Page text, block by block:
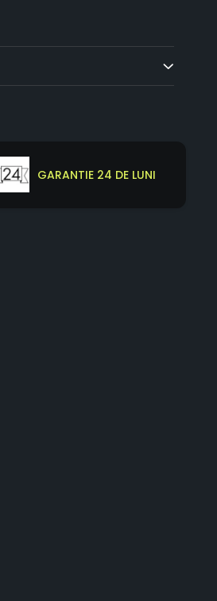
GARANTIE 24 DE LUNI